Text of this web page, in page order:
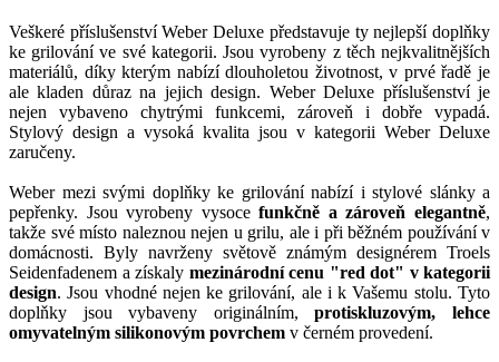
Veškeré příslušenství Weber Deluxe představuje ty nejlepší doplňky
ke grilování ve své kategorii. Jsou vyrobeny z těch nejkvalitnějších
materiálů, díky kterým nabízí dlouholetou životnost, v prvé řadě je
ale kladen důraz na jejich design. Weber Deluxe příslušenství je
nejen vybaveno chytrými funkcemi, zároveň i dobře vypadá.
Stylový design a vysoká kvalita jsou v kategorii Weber Deluxe
zaručeny.
Weber mezi svými doplňky ke grilování nabízí i stylové slánky a
pepřenky. Jsou vyrobeny vysocefunkčně a zároveň elegantně,
takže své místo naleznou nejen u grilu, ale i při běžném používání v
domácnosti. Byly navrženy světově známým designérem Troels
Seidenfadenem a získaly mezinárodní cenu "red dot" v kategorii
design. Jsou vhodné nejen ke grilování, ale i k Vašemu stolu. Tyto
doplňky jsou vybaveny originálním,protiskluzovým, lehce
omyvatelným silikonovým povrchem v černém provedení.